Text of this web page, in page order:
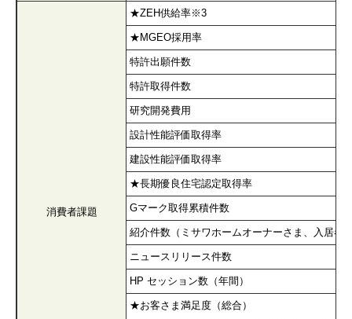
消費者課題
★ZEH供給率※3
★MGEO採用率
特許出願件数
特許取得件数
研究開発費用
設計性能評価取得率
建設性能評価取得率
★長期優良住宅認定取得率
Gマーク取得累積件数
紹介件数（ミサワホームオーナーさま、入居者
ニュースリリース件数
HP セッション数（年間）
★お客さま満足度（総合）